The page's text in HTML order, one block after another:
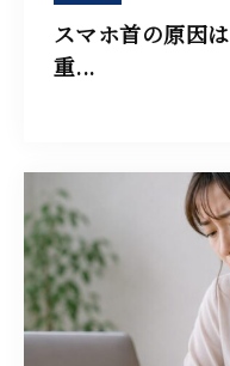
スマホ首の原因
重...